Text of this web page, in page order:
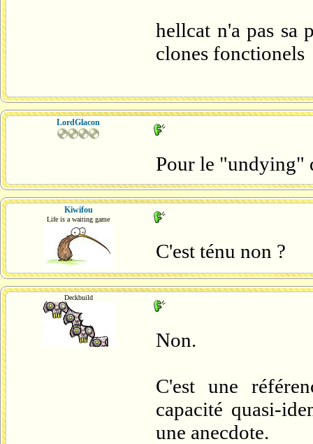
hellcat n'a pas sa
clones fonctionels
LordGlacon
Pour le "undying"
Kiwifou
Life is a waiting game
C'est ténu non ?
Deckbuild
Non.
C'est une
capacité quasi-
une anecdote.